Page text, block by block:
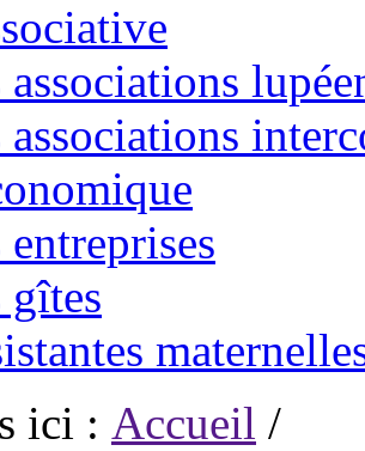
associations
associations
entreprises
gîtes
ici : Accueil /